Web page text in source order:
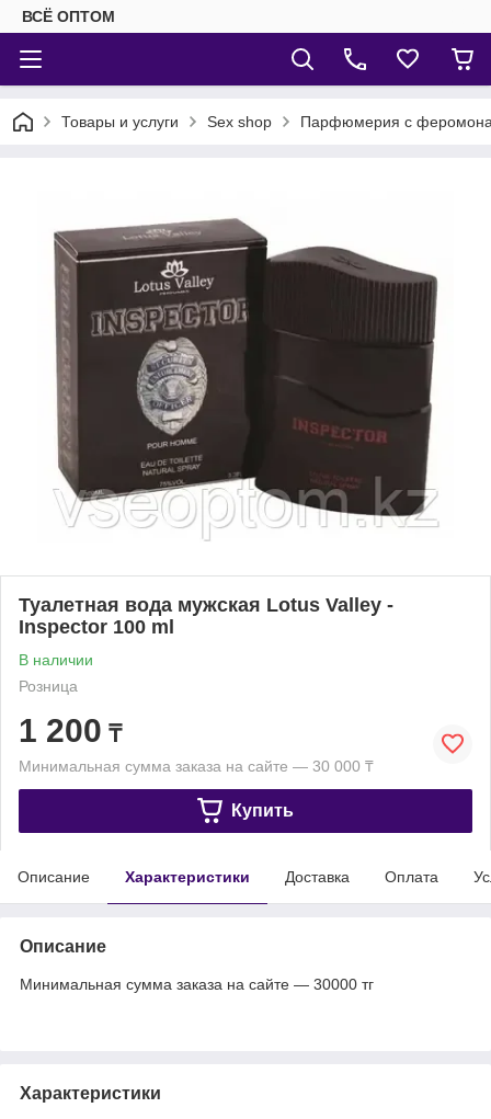
ВСЁ ОПТОМ
Товары и услуги Sex shop Парфюмерия с
Туалетная вода мужская Lotus Valley -
Inspector 100 ml
В наличии
Розница
1 200 ₸
Минимальная сумма заказа на сайте — 30 000 ₸
Купить
Описание Характеристики Доставка Оплата
Описание
Минимальная сумма заказа на сайте — 30000 тг
Характеристики